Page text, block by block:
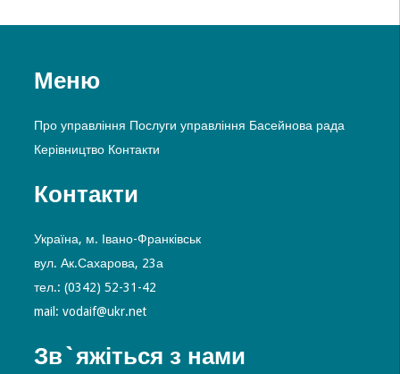
Меню
Про управління Послуги управління Басейнова рада
Керівництво Контакти
Контакти
Україна, м. Івано-Франківськ
вул. Ак.Сахарова, 23а
тел.: (0342) 52-31-42
mail: vodaif@ukr.net
Зв`яжіться з нами